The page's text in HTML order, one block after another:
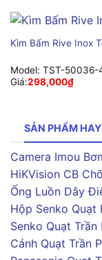
Kìm Bấm Rive Inox
Model: TST-50036-
Giá:298,000₫
SẢN PHẨM
Camera Imou
HiKVision CB
Ống Luồn Dây
Hộp Senko Quạt
Senko Quạt Trần
Cánh Quạt Trần